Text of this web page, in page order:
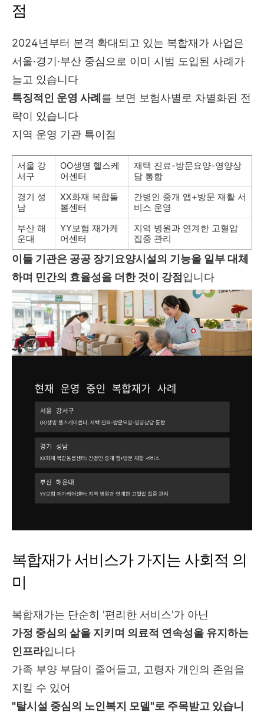
점
2024년부터 본격 확대되고 있는 복합재가 사업은
서울·경기·부산 중심으로 이미 시범 도입된 사례가
늘고 있습니다
특징적인 운영 사례를 보면 보험사별로 차별화된 전
략이 있습니다
지역 운영 기관 특이점
서울 강
서구
OO생명 헬스케
어센터
재택 진료-방문요양-영양상
담 통합
경기 성
남
XX화재 복합돌
봄센터
간병인 중개 앱+방문 재활 서
비스 운영
부산 해
운대
YY보험 재가케
어센터
지역 병원과 연계한 고혈압
집중 관리
이들 기관은 공공 장기요양시설의 기능을 일부 대체
하며 민간의 효율성을 더한 것이 강점입니다
복합재가 서비스가 가지는 사회적 의
미
복합재가는 단순히 '편리한 서비스'가 아닌
가정 중심의 삶을 지키며 의료적 연속성을 유지하는
인프라입니다
가족 부양 부담이 줄어들고, 고령자 개인의 존엄을
지킬 수 있어
"탈시설 중심의 노인복지 모델"로 주목받고 있습니